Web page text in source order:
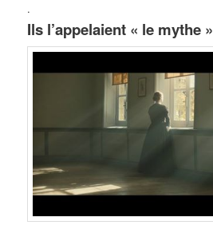
.
Ils l’appelaient « le mythe »